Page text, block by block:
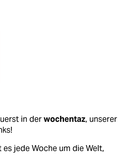
in derwochentaz, unserer
jede Woche um die Welt,